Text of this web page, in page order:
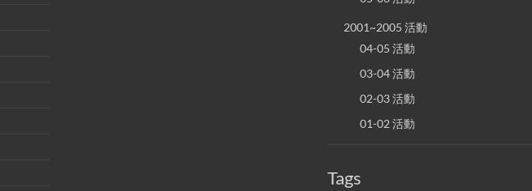
2001~2005 活動
04-05 活動
03-04 活動
02-03 活動
01-02 活動
Tags